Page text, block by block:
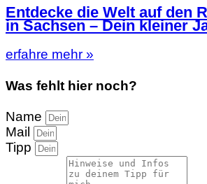
Entdecke die Welt auf den
in Sachsen – Dein kleiner
erfahre mehr »
Was fehlt hier noch?
Name
Mail
Tipp